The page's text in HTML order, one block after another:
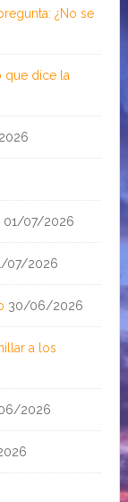
¿No se
que dice la
01/07/2026
07/2026
30/06/2026
a los
2026